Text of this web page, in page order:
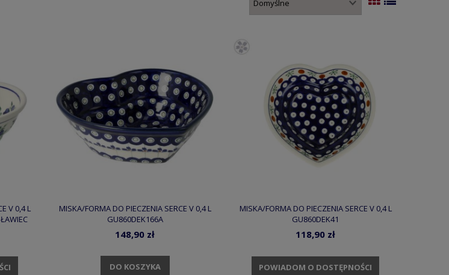
V 0,4 L
MISKA/FORMA DO PIECZENIA SERCE V 0,4 L
GU860DEK166A
148,90 zł
DO KOSZYKA
MISKA/FORMA DO PIECZENIA SERCE V 0,4 L
GU860DEK41
118,90 zł
POWIADOM O DOSTĘPNOŚCI